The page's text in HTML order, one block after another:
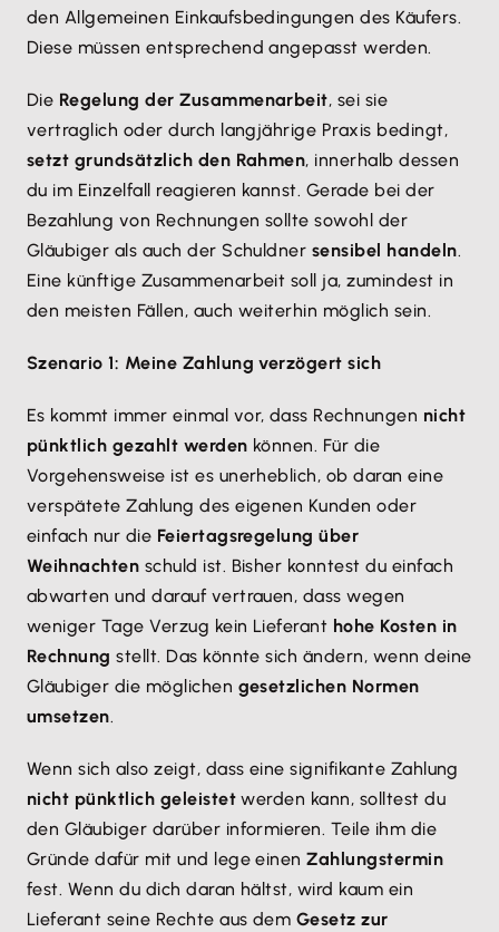
den Allgemeinen Einkaufsbedingungen des Käufers.
Diese müssen entsprechend angepasst werden.
Die Regelung der Zusammenarbeit, sei sie
vertraglich oder durch langjährige Praxis bedingt,
setzt grundsätzlich den Rahmen, innerhalb dessen
du im Einzelfall reagieren kannst. Gerade bei der
Bezahlung von Rechnungen sollte sowohl der
Gläubiger als auch der Schuldner sensibel handeln.
Eine künftige Zusammenarbeit soll ja, zumindest in
den meisten Fällen, auch weiterhin möglich sein.
Szenario 1: Meine Zahlung verzögert sich
Es kommt immer einmal vor, dass Rechnungen nicht
pünktlich gezahlt werden können. Für die
Vorgehensweise ist es unerheblich, ob daran eine
verspätete Zahlung des eigenen Kunden oder
einfach nur die Feiertagsregelung über
Weihnachten schuld ist. Bisher konntest du einfach
abwarten und darauf vertrauen, dass wegen
weniger Tage Verzug kein Lieferant hohe Kosten in
Rechnung stellt. Das könnte sich ändern, wenn deine
Gläubiger die möglichen gesetzlichen Normen
umsetzen.
Wenn sich also zeigt, dass eine signifikante Zahlung
nicht pünktlich geleistet werden kann, solltest du
den Gläubiger darüber informieren. Teile ihm die
Gründe dafür mit und lege einenZahlungstermin
fest. Wenn du dich daran hältst, wird kaum ein
Lieferant seine Rechte aus dem Gesetz zur